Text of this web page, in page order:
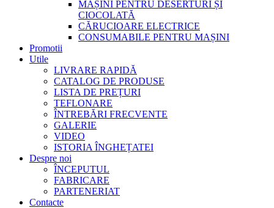
MAȘINI PENTRU DESERTURI ȘI
CIOCOLATĂ
CĂRUCIOARE ELECTRICE
CONSUMABILE PENTRU MAȘINI
Promotii
Utile
LIVRARE RAPIDĂ
CATALOG DE PRODUSE
LISTA DE PREȚURI
TEFLONARE
ÎNTREBĂRI FRECVENTE
GALERIE
VIDEO
ISTORIA ÎNGHEȚATEI
Despre noi
ÎNCEPUTUL
FABRICARE
PARTENERIAT
Contacte